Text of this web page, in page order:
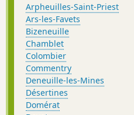
Arpheuilles-Saint-Priest
Ars-les-Favets
Bizeneuille
Chamblet
Colombier
Commentry
Deneuille-les-Mines
Désertines
Domérat